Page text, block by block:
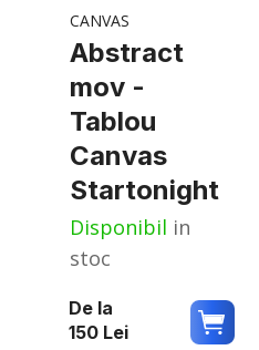
CANVAS
Abstract
mov -
Tablou
Canvas
Startonight
Disponibil in
stoc
De la
150 Lei